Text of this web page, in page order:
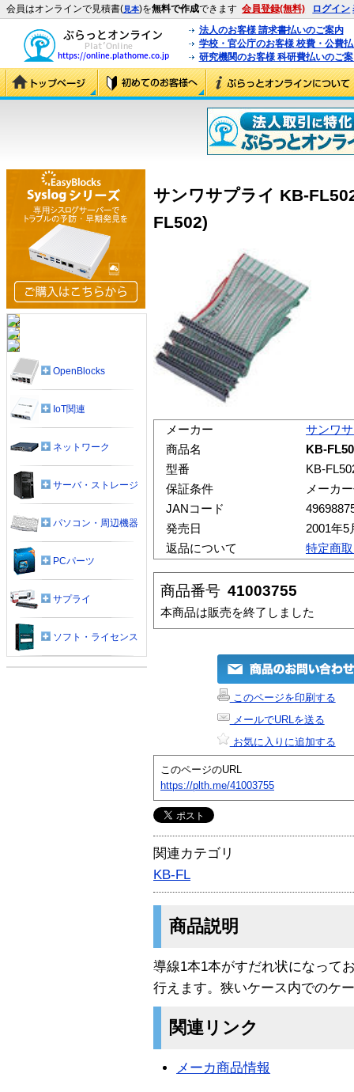
会員はオンラインで見積書(見本)を無料で作成できます 会員登録(無料) ログイン
法人のお客様 請求書払いのご案内
学校・官公庁のお客様 校費・公費
研究機関のお客様 科研費払いのご
サンワサプライ KB-
FL502)
メーカー
サンワ
商品名
KB-
型番
KB-
保証条件
メーカ
JANコード
発売日
2001年5
返品について
特定商
商品番号 41003755
本商品は販売を終了しました
このページを印刷する
メールでURLを送る
お気に入りに追加する
このページのURL
https://plth.me/41003755
関連カテゴリ
KB-FL
商品説明
導線1本1本がすだれ状になって
行えます。狭いケース内でのケ
関連リンク
メーカ商品情報
OpenBlocks
IoT関連
ネットワーク
サーバ・ストレージ
パソコン・周辺機器
PCパーツ
サプライ
ソフト・ライセンス